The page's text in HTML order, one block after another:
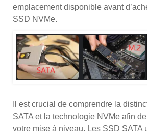
emplacement disponible avant
SSD NVMe.
Il est crucial de comprendre la
SATA et la technologie NVMe afin
votre mise à niveau. Les SSD SATA